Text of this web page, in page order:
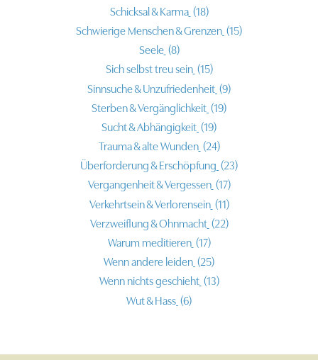
Schicksal & Karma (18)
Schwierige Menschen & Grenzen (15)
Seele (8)
Sich selbst treu sein (15)
Sinnsuche & Unzufriedenheit (9)
Sterben & Vergänglichkeit (19)
Sucht & Abhängigkeit (19)
Trauma & alte Wunden (24)
Überforderung & Erschöpfung (23)
Vergangenheit & Vergessen (17)
Verkehrtsein & Verlorensein (11)
Verzweiflung & Ohnmacht (22)
Warum meditieren (17)
Wenn andere leiden (25)
Wenn nichts geschieht (13)
Wut & Hass (6)